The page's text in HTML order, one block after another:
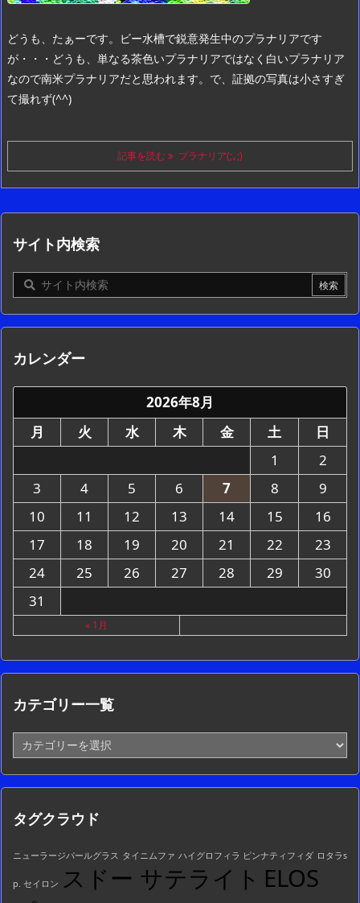
どうも、たぁーです。 ビー水槽で鋭意発生中のプラナリアです
が・・・ どうも、単なる茶色いプラナリアではなく白いプラナリア
なので南米プラナリアだと思われます。 で、証拠の写真は小さすぎ
て撮れず(^^)
記事を読む プラナリア(;｡;)
サイト内検索
カレンダー
2026年8月
月
火 水 木 金 土
日
1
2
3
4 5 6 7 8
9
10
11 12 13 14 15
16
17
18 19 20 21 22
23
24
25 26 27 28 29
30
31
« 1月
カテゴリー一覧
カ
テ
ゴ
リ
一
タグクラウド
ニューラージパールグラス タイニムファ ハイグロフィラ ピンナティフィダ ロタラs
p. セイロン スドー サテライト ELOS